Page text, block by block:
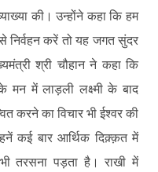
व्याख्या की। उन्होंने कहा कि हम
से निर्वहन करें तो यह जगत सुंदर
श्री चौहान ने कहा कि
मन में लाड़ली लक्ष्मी के बाद
करने का विचार भी ईश्वर की
कई बार आर्थिक दिक़्क़त में
तरसना पड़ता है। राखी में